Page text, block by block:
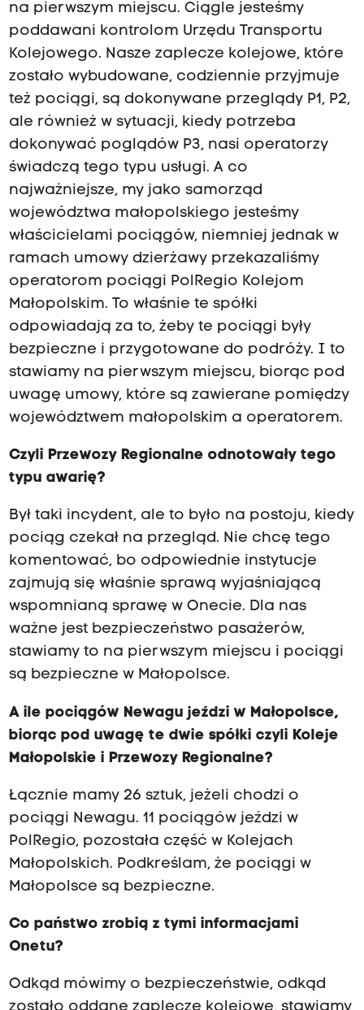
na pierwszym miejscu. Ciągle jesteśmy
poddawani kontrolom Urzędu Transportu
Kolejowego. Nasze zaplecze kolejowe, które
zostało wybudowane, codziennie przyjmuje
też pociągi, są dokonywane przeglądy P1, P2,
ale również w sytuacji, kiedy potrzeba
dokonywać poglądów P3, nasi operatorzy
świadczą tego typu usługi. A co
najważniejsze, my jako samorząd
województwa małopolskiego jesteśmy
właścicielami pociągów, niemniej jednak w
ramach umowy dzierżawy przekazaliśmy
operatorom pociągi PolRegio Kolejom
Małopolskim. To właśnie te spółki
odpowiadają za to, żeby te pociągi były
bezpieczne i przygotowane do podróży. I to
stawiamy na pierwszym miejscu, biorąc pod
uwagę umowy, które są zawierane pomiędzy
województwem małopolskim a operatorem.
Czyli Przewozy Regionalne odnotowały tego
typu awarię?
Był taki incydent, ale to było na postoju, kiedy
pociąg czekał na przegląd. Nie chcę tego
komentować, bo odpowiednie instytucje
zajmują się właśnie sprawą wyjaśniającą
wspomnianą sprawę w Onecie. Dla nas
ważne jest bezpieczeństwo pasażerów,
stawiamy to na pierwszym miejscu i pociągi
są bezpieczne w Małopolsce.
A ile pociągów Newagu jeździ w Małopolsce,
biorąc pod uwagę te dwie spółki czyli Koleje
Małopolskie i Przewozy Regionalne?
Łącznie mamy 26 sztuk, jeżeli chodzi o
pociągi Newagu. 11 pociągów jeździ w
PolRegio, pozostała część w Kolejach
Małopolskich. Podkreślam, że pociągi w
Małopolsce są bezpieczne.
Co państwo zrobią z tymi informacjami
Onetu?
Odkąd mówimy o bezpieczeństwie, odkąd